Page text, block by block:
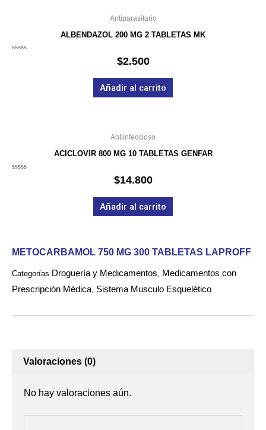
Antiparasitario
ALBENDAZOL 200 MG 2 TABLETAS MK
$2.500
Añadir al carrito
Antiinfeccioso
ACICLOVIR 800 MG 10 TABLETAS GENFAR
$14.800
Añadir al carrito
METOCARBAMOL 750 MG 300 TABLETAS LAPROFF
Categorías Droguería y Medicamentos, Medicamentos con
Prescripción Médica, Sistema Musculo Esquelético
Valoraciones (0)
No hay valoraciones aún.